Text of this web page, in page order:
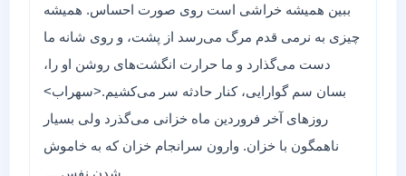
ببین همیشه خراشی است روی صورت احساس. همیشه
چیزی به نرمی قدم مرگ می‌رسد از پشت، و روی شانه ما
دست می‌گذارد و ما حرارت انگشت‌های روشن او را،
بسان سم گوارایی، کنار حادثه سر می‌کشیم.<سهراب>
روزهای آخر فروردین ماه خزانی می‌گذرد ولی بسیار
ناهمگون با خزان. وارون سرانجام خزان که به خاموش
شدن نفس …